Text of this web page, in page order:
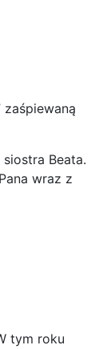
zaśpiewaną
Beata.
wraz z
tym roku